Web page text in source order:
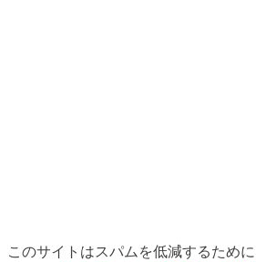
このサイトはスパムを低減するため